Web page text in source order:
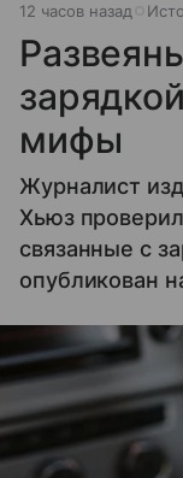
12 часов назад
мифы
Журналист
Хьюз
связанные с
опубликован